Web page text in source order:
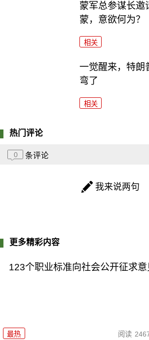
蒙军总参谋长邀
蒙，意欲何为？
相关
一觉醒来，特朗
弯了
相关
热门评论
0 条评论
我来说两句
更多精彩内容
123个职业标准向社会公开征求意
最热 阅读